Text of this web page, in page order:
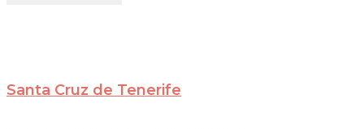
Santa Cruz de Tenerife